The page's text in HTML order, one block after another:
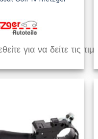
για να δείτε τις τιμές